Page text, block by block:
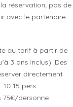
réservation, pas de
avec le partenaire.
au tarif à partir de
3 ans inclus). Des
directement
15 pers
75€/personne